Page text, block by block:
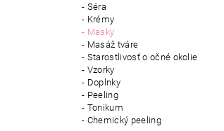
Séra
Krémy
Masky
Masáž tváre
Starostlivosť o očné okolie
Vzorky
Doplnky
Peeling
Tonikum
Chemický peeling